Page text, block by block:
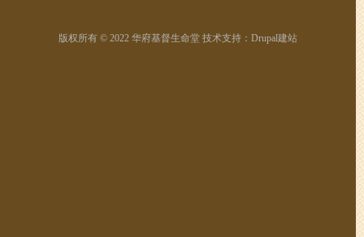
版权所有 © 2022 华府基督生命堂 技术支持： Drupal建站